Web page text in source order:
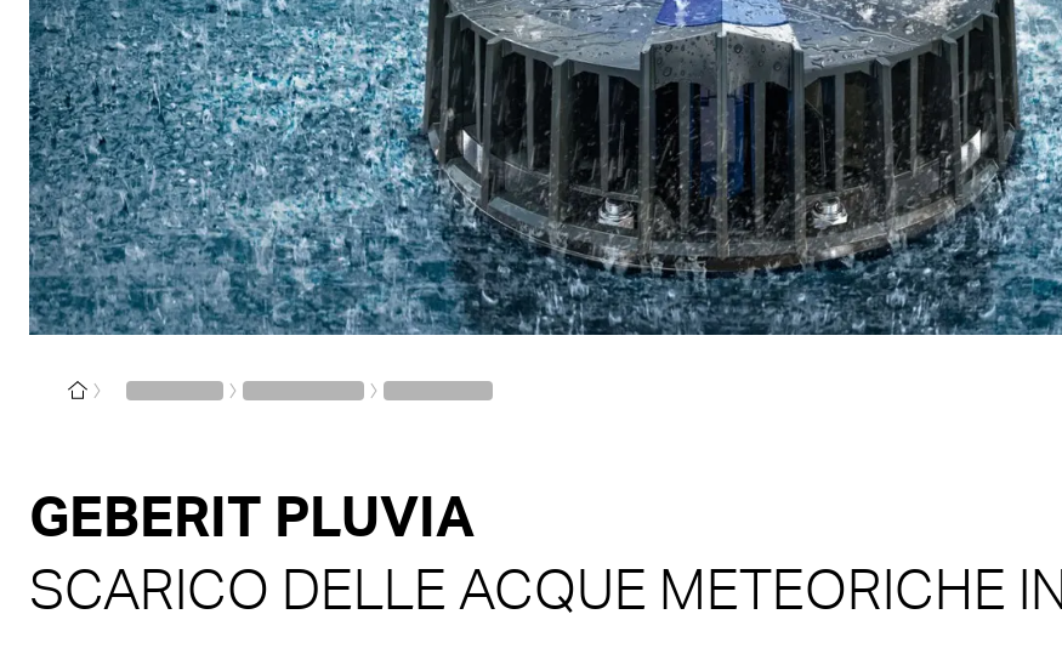
GEBERIT PLUVIA
SCARICO DELLE ACQUE METEORICHE